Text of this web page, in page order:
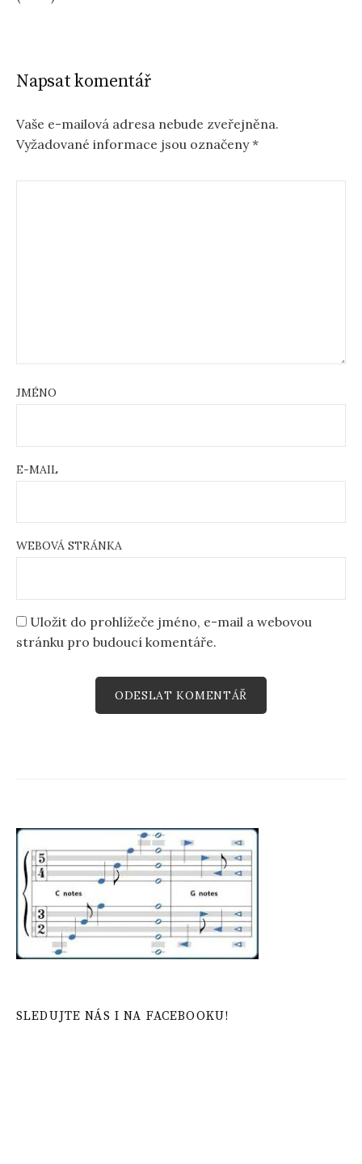
Napsat komentář
Vaše e-mailová adresa nebude zveřejněna.
Vyžadované informace jsou označeny*
JMÉNO
E-MAIL
WEBOVÁ STRÁNKA
Uložit do prohlížeče jméno, e-mail a webovou
stránku pro budoucí komentáře.
SLEDUJTE NÁS I NA FACEBOOKU!